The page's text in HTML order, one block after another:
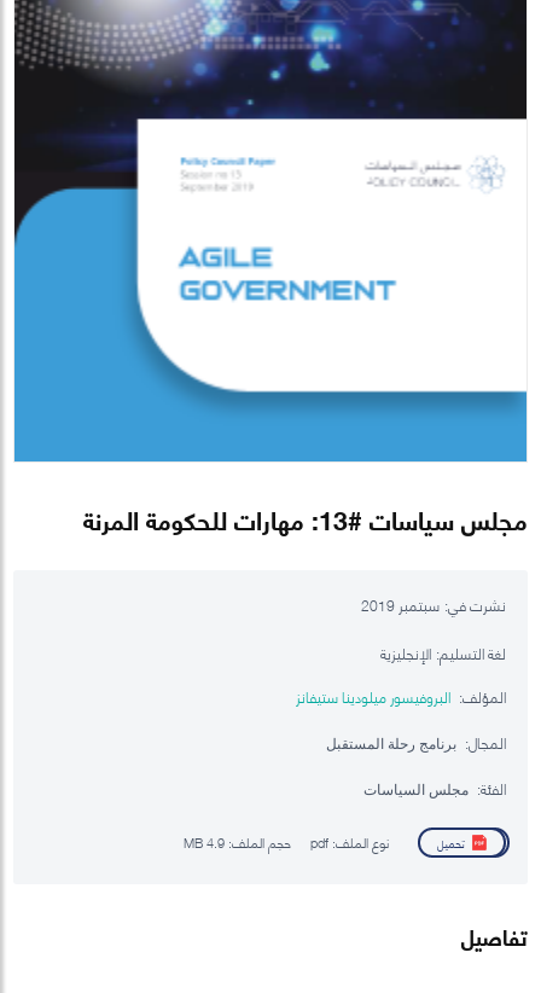
مجلس سياسات #13: مهارات للحكومة المرنة
نشرت في: سبتمبر 2019
لغة التسليم: الإنجليزية
المؤلف: البروفيسور ميلودينا ستيفانز
المجال:
برنامج رحلة المستقبل
الفئة: مجلس السياسات
تحميل نوع الملف: pdf حجم الملف: 4.9 MB
تفاصيل